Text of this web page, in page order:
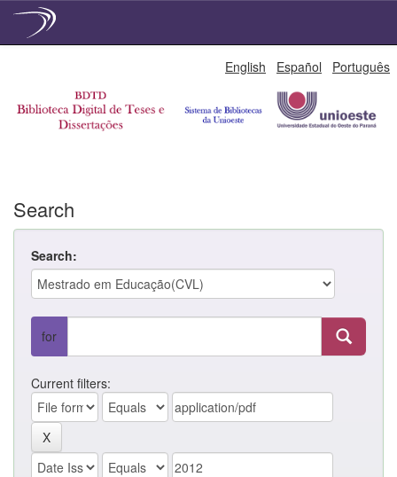
English Español Português
Search
Search:
for
Current filters: